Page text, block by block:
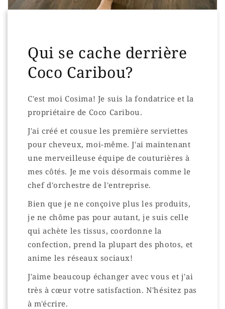
Qui se cache derrière
Coco Caribou?
C'est moi Cosima! Je suis la fondatrice et la
propriétaire de Coco Caribou.
J'ai créé et cousue les première serviettes
pour cheveux, moi-même. J'ai maintenant
une merveilleuse équipe de couturières à
mes côtés. Je me vois désormais comme le
chef d'orchestre de l'entreprise.
Bien que je ne conçoive plus les produits,
je ne chôme pas pour autant, je suis celle
qui achète les tissus, coordonne la
confection, prend la plupart des photos, et
anime les réseaux sociaux!
J'aime beaucoup échanger avec vous et j'ai
très à cœur votre satisfaction. N'hésitez pas
à m'écrire.